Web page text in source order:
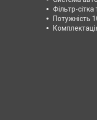
Фільтр-
Потужність